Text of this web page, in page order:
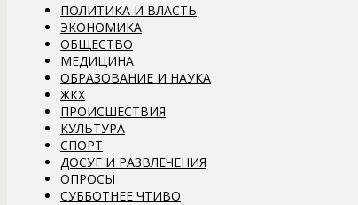
ПОЛИТИКА И ВЛАСТЬ
ЭКОНОМИКА
ОБЩЕСТВО
МЕДИЦИНА
ОБРАЗОВАНИЕ И НАУКА
ЖКХ
ПРОИСШЕСТВИЯ
КУЛЬТУРА
СПОРТ
ДОСУГ И РАЗВЛЕЧЕНИЯ
ОПРОСЫ
СУББОТНЕЕ ЧТИВО